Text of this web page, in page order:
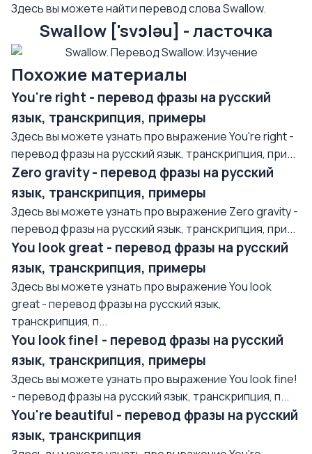
Здесь вы можете найти перевод слова Swallow.
Swallow ['svɔləu] - ласточка
Похожие материалы
You're right - перевод фразы на русский
язык, транскрипция, примеры
Здесь вы можете узнать про выражение You're right -
перевод фразы на русский язык, транскрипция, при...
Zero gravity - перевод фразы на русский
язык, транскрипция, примеры
Здесь вы можете узнать про выражение Zero gravity -
перевод фразы на русский язык, транскрипция, при...
You look great - перевод фразы на русский
язык, транскрипция, примеры
Здесь вы можете узнать про выражение You look
great - перевод фразы на русский язык,
транскрипция, п...
You look fine! - перевод фразы на русский
язык, транскрипция, примеры
Здесь вы можете узнать про выражение You look fine!
- перевод фразы на русский язык, транскрипция, п...
You're beautiful - перевод фразы на русский
язык, транскрипция